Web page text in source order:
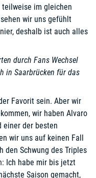
teilweise im gleichen
wir uns gefühlt
deshalb ist auch alles
durch Fans Wechsel
in Saarbrücken für das
Favorit sein. Aber wir
wir haben Alvaro
einer der besten
wir uns auf keinen Fall
den Schwung des Triples
Ich habe mir bis jetzt
Saison gemacht,